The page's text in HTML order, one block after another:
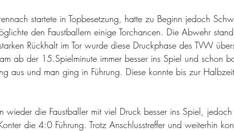
startete in Topbesetzung, hatte zu Beginn jedoch
den Faustballern einige Torchancen. Die Abwehr
Rückhalt im Tor wurde diese Druckphase des TVW
ab der 15.Spielminute immer besser ins Spiel und schon
aus und man ging in Führung. Diese konnte bis zur
wieder die Faustballer mit viel Druck besser ins Spiel,
die 4:0 Führung. Trotz Anschlusstreffer und weiterhin